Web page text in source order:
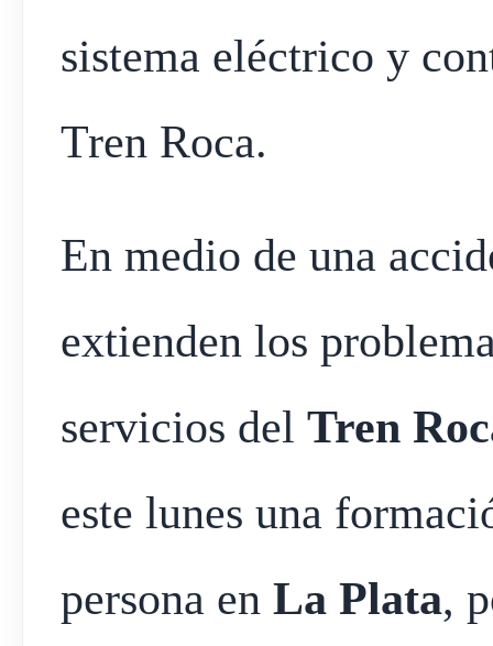
sistema eléctrico y
Tren Roca.
En medio de una
extienden los
servicios del Tren
este lunes una
persona en La Plata,